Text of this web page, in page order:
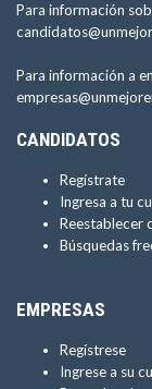
Para información
Para información a
CANDIDATOS
Regístrate
Ingresa a tu
Reestablecer
Búsquedas
EMPRESAS
Regístrese
Ingrese a su